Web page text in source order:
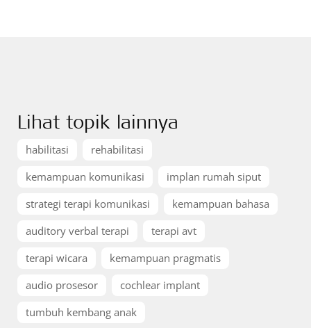
Lihat topik lainnya
habilitasi
rehabilitasi
kemampuan komunikasi
implan rumah siput
strategi terapi komunikasi
kemampuan bahasa
auditory verbal terapi
terapi avt
terapi wicara
kemampuan pragmatis
audio prosesor
cochlear implant
tumbuh kembang anak